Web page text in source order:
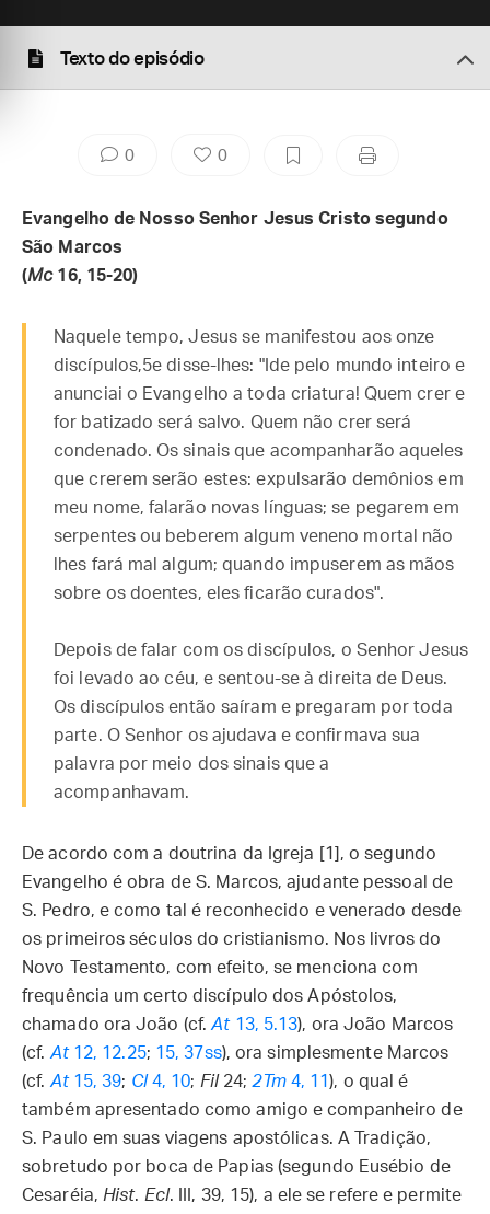
Texto do episódio
0 0
Evangelho de Nosso Senhor Jesus Cristo segundo
São Marcos
(Mc16, 15-20)
Naquele tempo, Jesus se manifestou aos onze
discípulos,5e disse-lhes: "Ide pelo mundo inteiro e
anunciai o Evangelho a toda criatura! Quem crer e
for batizado será salvo. Quem não crer será
condenado. Os sinais que acompanharão aqueles
que crerem serão estes: expulsarão demônios em
meu nome, falarão novas línguas; se pegarem em
serpentes ou beberem algum veneno mortal não
lhes fará mal algum; quando impuserem as mãos
sobre os doentes, eles ficarão curados".
Depois de falar com os discípulos, o Senhor Jesus
foi levado ao céu, e sentou-se à direita de Deus.
Os discípulos então saíram e pregaram por toda
parte. O Senhor os ajudava e confirmava sua
palavra por meio dos sinais que a
acompanhavam.
De acordo com a doutrina da Igreja [1], o segundo
Evangelho é obra de S. Marcos, ajudante pessoal de
S. Pedro, e como tal é reconhecido e venerado desde
os primeiros séculos do cristianismo. Nos livros do
Novo Testamento, com efeito, se menciona com
frequência um certo discípulo dos Apóstolos,
chamado ora João (cf.At13, 5.13), ora João Marcos
(cf. At12, 12.25; 15, 37ss), ora simplesmente Marcos
(cf. At15, 39; Cl4, 10; Fil24;2Tm4, 11), o qual é
também apresentado como amigo e companheiro de
S. Paulo em suas viagens apostólicas. A Tradição,
sobretudo por boca de Papias (segundo Eusébio de
Cesaréia, Hist. Ecl. III, 39, 15), a ele se refere e permite